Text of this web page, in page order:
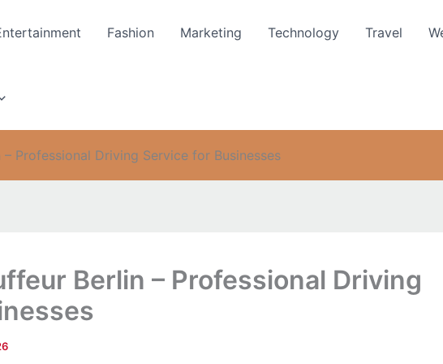
Fashion Marketing Technology Travel
Professional Driving Service for Businesses
Berlin – Professional Driving